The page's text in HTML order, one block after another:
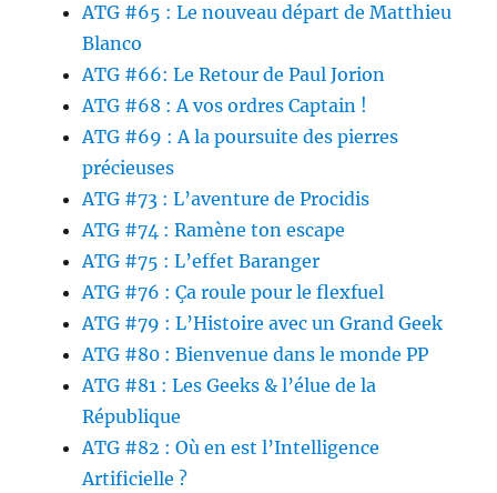
ATG #65 : Le nouveau départ de Matthieu
Blanco
ATG #66: Le Retour de Paul Jorion
ATG #68 : A vos ordres Captain !
ATG #69 : A la poursuite des pierres
précieuses
ATG #73 : L’aventure de Procidis
ATG #74 : Ramène ton escape
ATG #75 : L’effet Baranger
ATG #76 : Ça roule pour le flexfuel
ATG #79 : L’Histoire avec un Grand Geek
ATG #80 : Bienvenue dans le monde PP
ATG #81 : Les Geeks & l’élue de la
République
ATG #82 : Où en est l’Intelligence
Artificielle ?